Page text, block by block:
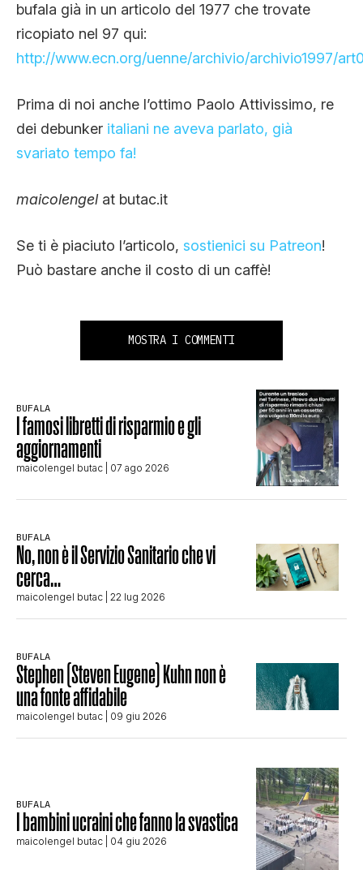
bufala già in un articolo del 1977 che trovate
ricopiato nel 97 qui:
http://www.ecn.org/uenne/archivio/archivio1997/
Prima di noi anche l’ottimo Paolo Attivissimo, re
dei debunker italiani ne aveva parlato, già
svariato tempo fa!
maicolengelat butac.it
Se ti è piaciuto l’articolo, sostienici su Patreon!
Può bastare anche il costo di un caffè!
MOSTRA I COMMENTI
BUFALA
I famosi libretti di risparmio e gli
aggiornamenti
maicolengel butac | 07 ago 2026
BUFALA
No, non è il Servizio Sanitario che vi
cerca…
maicolengel butac | 22 lug 2026
BUFALA
Stephen (Steven Eugene) Kuhn non è
una fonte affidabile
maicolengel butac | 09 giu 2026
BUFALA
I bambini ucraini che fanno la svastica
maicolengel butac | 04 giu 2026